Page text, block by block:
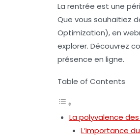
La rentrée est une
Que vous souhaitiez
Optimization), en
explorer. Découvrez
présence en ligne.
Table of Contents
La polyvalence
L’importance